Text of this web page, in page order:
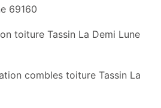
69160
toiture Tassin La Demi Lune
combles toiture Tassin La